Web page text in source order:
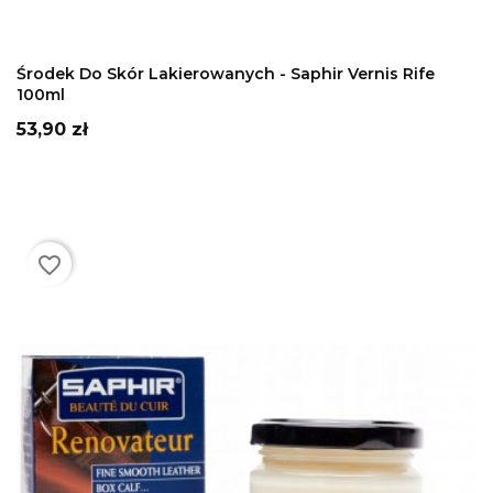
Środek Do Skór Lakierowanych - Saphir Vernis Rife
100ml
Cena
53,90 zł
favorite_border